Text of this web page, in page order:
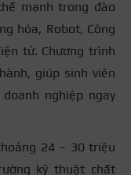
mạnh trong đào
hóa, Robot, Công
tử. Chương trình
giúp sinh viên
nghiệp ngay
24 – 30 triệu
kỹ thuật chất